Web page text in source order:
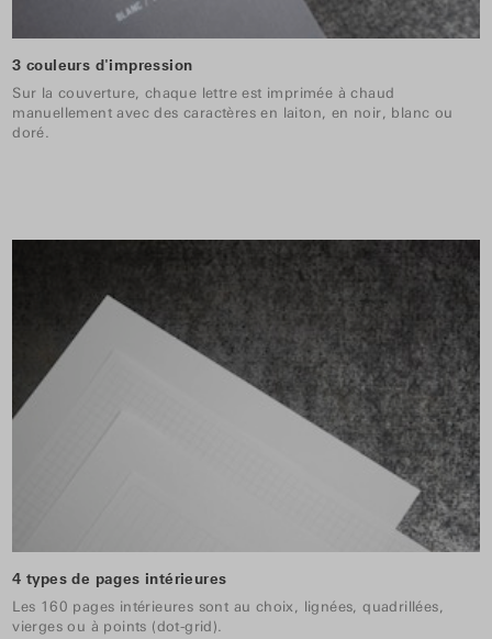
3 couleurs d'impression
Sur la couverture, chaque lettre est imprimée à chaud
manuellement avec des caractères en laiton, en noir, blanc ou
doré.
4 types de pages intérieures
Les 160 pages intérieures sont au choix, lignées, quadrillées,
vierges ou à points (dot-grid).